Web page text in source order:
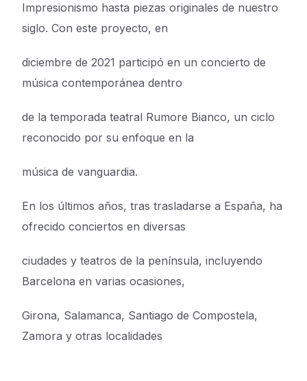
Impresionismo hasta piezas originales de nuestro
siglo. Con este proyecto, en
diciembre de 2021 participó en un concierto de
música contemporánea dentro
de la temporada teatral Rumore Bianco, un ciclo
reconocido por su enfoque en la
música de vanguardia.
En los últimos años, tras trasladarse a España, ha
ofrecido conciertos en diversas
ciudades y teatros de la península, incluyendo
Barcelona en varias ocasiones,
Girona, Salamanca, Santiago de Compostela,
Zamora y otras localidades